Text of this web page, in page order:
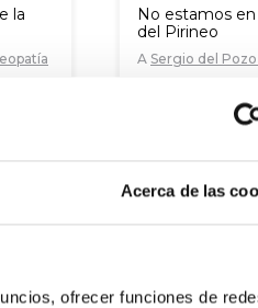
Acerca de las
ofrecer funciones de
la
No estamos en
del Pirineo
A Sergio del